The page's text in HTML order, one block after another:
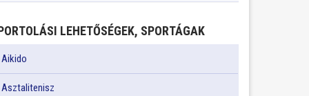
LEHETŐSÉGEK, SPORTÁGAK
Aikido
Asztalitenisz